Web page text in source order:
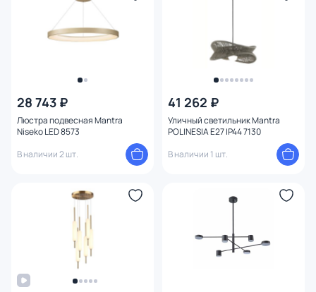
28 743 ₽
Люстра подвесная Mantra
Niseko LED 8573
В наличии 2 шт.
41 262 ₽
Уличный светильник Mantra
POLINESIA E27 IP44 7130
В наличии 1 шт.